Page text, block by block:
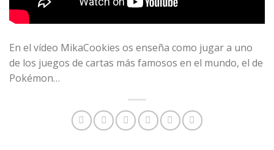
En el vídeo MikaCookies os enseña como jugar a uno
de los juegos de cartas más famosos en el mundo, el de
Pokémon…